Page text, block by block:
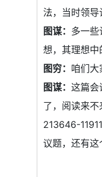
法，当时领导
图谋： 多一些
想，其理想中
图穷： 咱们大
图谋：这篇会
了，阅读来
213646-
议题，还有这